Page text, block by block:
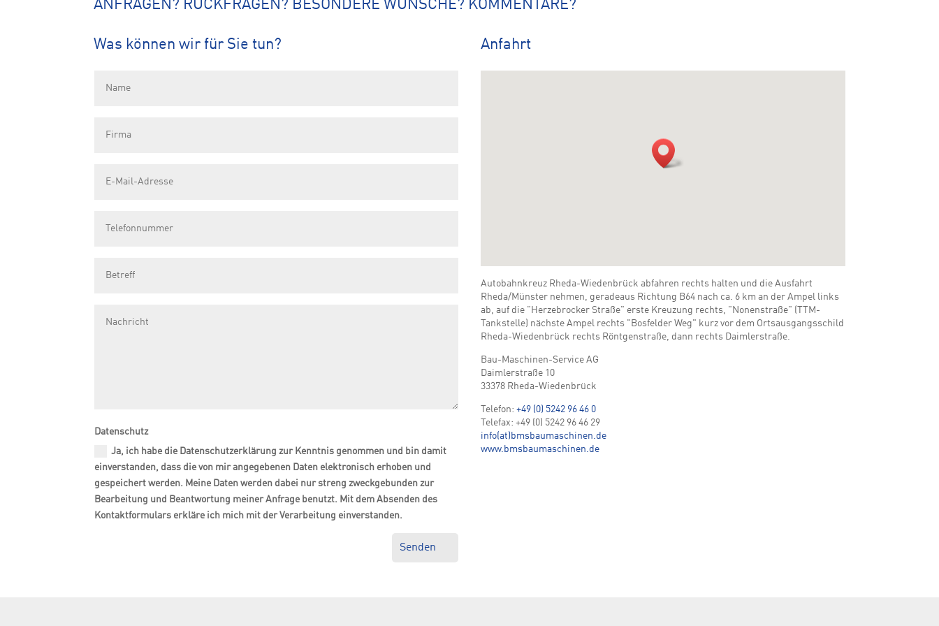
ANFRAGEN? RÜCKFRAGEN? BESONDERE WÜNSCHE? KOMMENTARE?
Was können wir für Sie tun?
Datenschutz
Ja, ich habe die Datenschutzerklärung zur Kenntnis genommen und bin damit
einverstanden, dass die von mir angegebenen Daten elektronisch erhoben und
gespeichert werden. Meine Daten werden dabei nur streng zweckgebunden zur
Bearbeitung und Beantwortung meiner Anfrage benutzt. Mit dem Absenden des
Kontaktformulars erkläre ich mich mit der Verarbeitung einverstanden.
Senden
Anfahrt
Autobahnkreuz Rheda-Wiedenbrück abfahren rechts halten und die Ausfahrt
Rheda/Münster nehmen, geradeaus Richtung B64 nach ca. 6 km an der Ampel links
ab, auf die "Herzebrocker Straße" erste Kreuzung rechts, "Nonenstraße" (TTM-
Tankstelle) nächste Ampel rechts "Bosfelder Weg" kurz vor dem Ortsausgangsschild
Rheda-Wiedenbrück rechts Röntgenstraße, dann rechts Daimlerstraße.
Bau-Maschinen-Service AG
Daimlerstraße 10
33378 Rheda-Wiedenbrück
Telefon:+49 (0) 5242 96 46 0
Telefax: +49 (0) 5242 96 46 29
info(at)bmsbaumaschinen.de
www.bmsbaumaschinen.de